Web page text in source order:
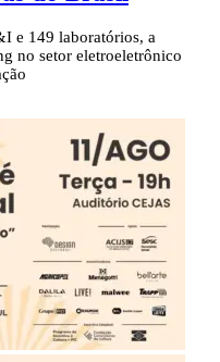
e 149 laboratórios, a
no setor eletroeletrônico